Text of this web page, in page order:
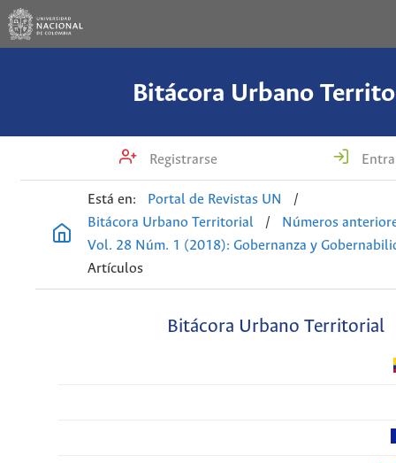
Bitácora Urbano
Registrarse
Está en: Portal de Revistas UN
/
Bitácora Urbano Territorial
/
Números
Vol. 28 Núm. 1 (2018): Gobernanza y
Artículos
Bitácora Urbano Territorial